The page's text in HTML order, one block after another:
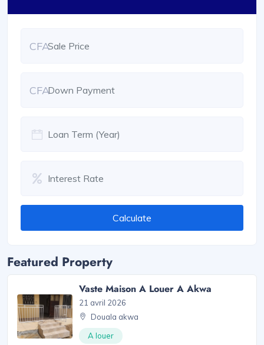
CFA
CFA
Calculate
Featured Property
Vaste Maison A Louer A Akwa
21 avril 2026
Douala akwa
A louer